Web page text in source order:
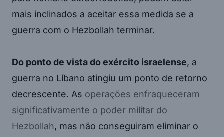
mais inclinados a aceitar essa medida se a
guerra com o Hezbollah terminar.
Do ponto de vista do exército israelense, a
guerra no Líbano atingiu um ponto de retorno
decrescente. As operações enfraqueceram
significativamente o poder militar do
Hezbollah, mas não conseguiram eliminar o